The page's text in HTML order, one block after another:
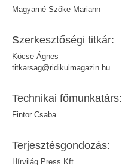
Magyarné Szőke Mariann
Szerkesz­tőségi titkár:
Köcse Ágnes
titkarsag@ridikulmagazin.hu
Tech­nikai főmunkatárs:
Fintor Csaba
Terjesztés­gondozás:
Hírvilág Press Kft.